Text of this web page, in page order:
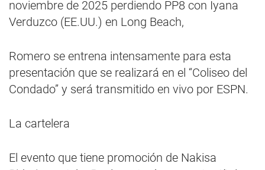
noviembre de 2025 perdiendo PP8 con Iyana
Verduzco (EE.UU.) en Long Beach,
Romero se entrena intensamente para esta
presentación que se realizará en el “Coliseo del
Condado” y será transmitido en vivo por ESPN.
La cartelera
El evento que tiene promoción de Nakisa